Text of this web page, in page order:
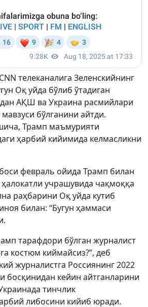
телеканалига Зеленскийнинг
Оқ уйда бўлиб ўтадиган
АҚШ ва Украина расмийлари
мавзуси бўлганини айтди.
Трамп маъмурияти
ҳарбий кийимида келмасликни
февраль ойида Трамп билан
учрашувида чақмоққа
раҳбарини Оқ уйда кутиб
билан: “Бугун ҳаммаси
тарафдори бўлган журналист
костюм киймайсиз?”, деб
журналистга Россиянинг 2022
босқинидан кейин айтганларини
тинчлик
либосини кийиб юради.